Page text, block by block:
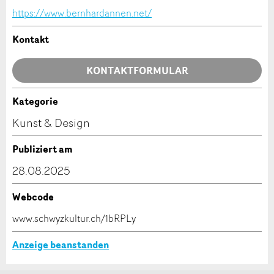
Allgemeines Feedback
Anzeige nicht mehr gültig
Nachricht
* Eingabe erforderlich
Schliessen
https://www.bernhardannen.net/
Kontakt
KONTAKTFORMULAR
Kontakt
Verfassen Sie eine Nachricht für die Kontaktpersonen
Kategorie
Kunst & Design
Publiziert am
28.08.2025
Webcode
www.schwyzkultur.ch/1bRPLy
Anzeige beanstanden